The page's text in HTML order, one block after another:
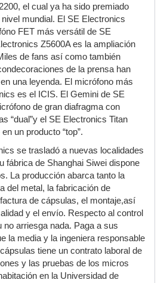
el cual ya ha sido premiado
mundial. El SE Electronics
FET más versátil de SE
Z5600A es la ampliación
de fans así como también
de la prensa han
una leyenda. El micrófono más
es el ICIS. El Gemini de SE
de gran diafragma con
“dual”y el SE Electronics Titan
un producto “top”.
se trasladó a nuevas localidades
fábrica de Shanghai Siwei dispone
La producción abarca tanto la
del metal, la fabricación de
de cápsulas, el montaje,así
y el envío. Respecto al control
no arriesga nada. Paga a sus
la media y la ingeniera responsable
tiene un contrato laboral de
y las pruebas de los micros
en la Universidad de